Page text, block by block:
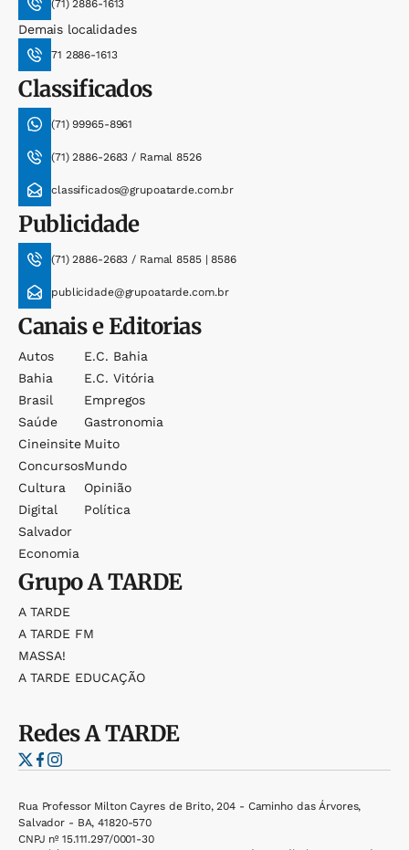
(71) 2886-1613
Demais localidades
71 2886-1613
Classificados
(71) 99965-8961
(71) 2886-2683 / Ramal 8526
classificados@grupoatarde.com.br
Publicidade
(71) 2886-2683 / Ramal 8585 | 8586
publicidade@grupoatarde.com.br
Canais e Editorias
Autos
Bahia
Brasil
Saúde
Cineinsite
Concursos
Cultura
Digital
Salvador
Economia
E.c. Bahia
E.c. Vitória
Empregos
Gastronomia
Muito
Mundo
Opinião
Política
GrupoA TARDE
A TARDE
A TARDE FM
MASSA!
A TARDE EDUCAÇÃO
RedesA TARDE
Rua Professor Milton Cayres de Brito, 204 - Caminho das Árvores,
Salvador - BA, 41820-570
CNPJ nº 15.111.297/0001-30